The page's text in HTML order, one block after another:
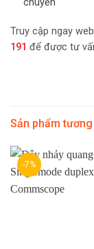
Truy cập ngay
191 để được tư
Sản phẩm
-7%